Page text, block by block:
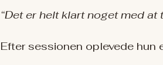
“Det er helt klart noget med
Efter sessionen oplevede hun